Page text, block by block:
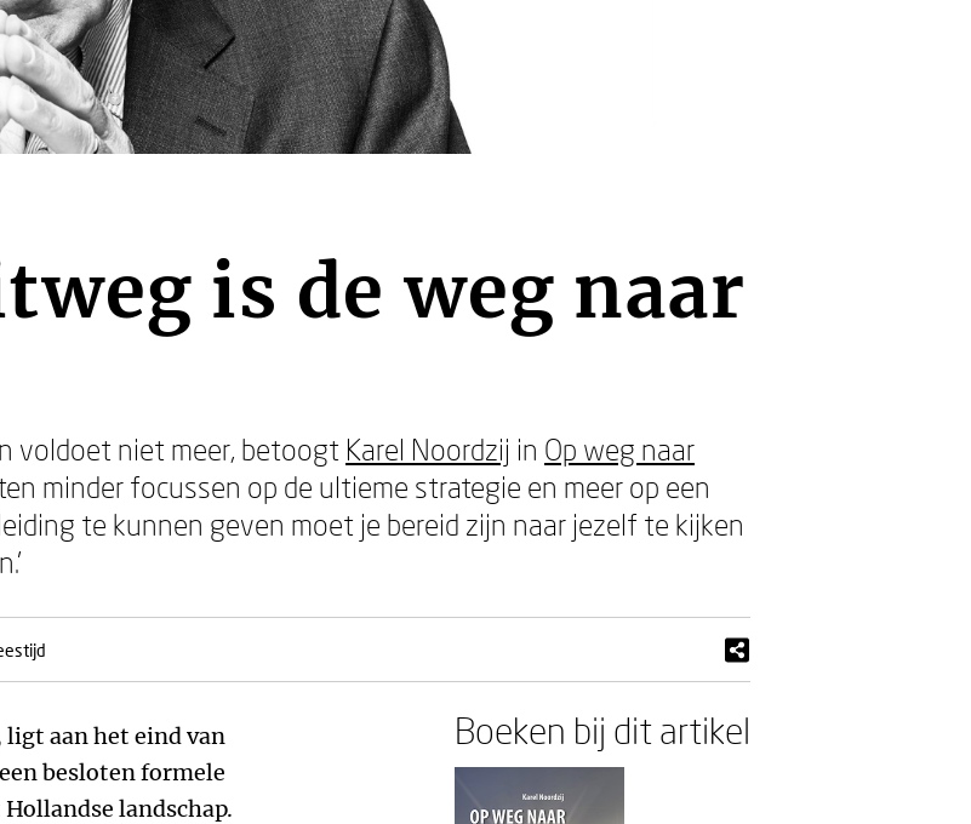
is de weg naar
voldoet niet meer, betoogt Karel Noordzij in Op weg naar
minder focussen op de ultieme strategie en meer op een
te kunnen geven moet je bereid zijn naar jezelf te kijken
aan het eind van
besloten formele
landschap.
Boeken bij dit artikel